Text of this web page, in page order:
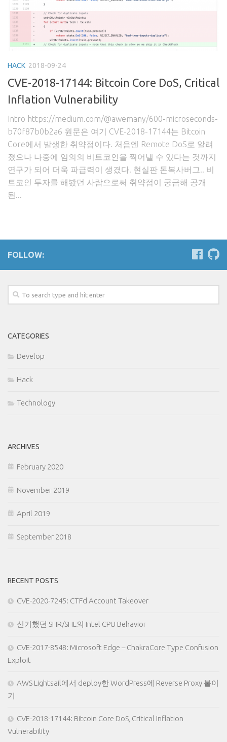
HACK 2018-09-24
CVE-2018-17144: Bitcoin Core DoS, Critical
Inflation Vulnerability
Intro https://medium.com/@awemany/600-microseconds-
b70f87b0b2a6 원문은 여기 CVE-2018-17144는 Bitcoin
Core에서 발생한 취약점이다. 처음엔 Remote DoS로 알려
졌으나 나중에 임의의 비트코인을 찍어낼 수 있다는 것까지
연구가 되어 더욱 파급력이 생겼다. 현실판 돈복사버그.. 비
트코인 투자를 해봤던 사람으로써 취약점이 궁금해 공개
된...
FOLLOW:
CATEGORIES
Develop
Hack
Technology
ARCHIVES
February 2020
November 2019
April 2019
September 2018
RECENT POSTS
CVE-2020-7245: CTFd Account Takeover
신기했던 SHR/SHL의 Intel CPU Behavior
CVE-2017-8548: Microsoft Edge – ChakraCore Type Confusion
Exploit
AWS Lightsail에서 deploy한 WordPress에 Reverse Proxy 붙이
기
CVE-2018-17144: Bitcoin Core DoS, Critical Inflation
Vulnerability